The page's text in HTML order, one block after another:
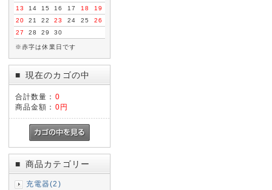
13
14 15 16 17 18
19
20
21 22 23 24 25
26
27
28 29 30
※赤字は休業日です
■ 現在のカゴの中
合計数量： 0
商品金額： 0円
■ 商品カテゴリー
充電器(2)